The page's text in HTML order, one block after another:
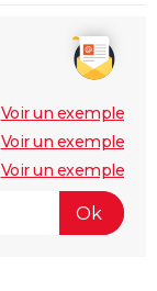
Voir un exemple
Voir un exemple
Voir un exemple